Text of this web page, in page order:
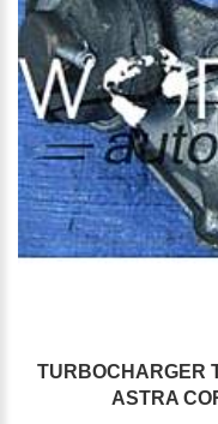
TURBOCHARGER
ASTRA